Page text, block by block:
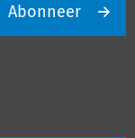
Abonneer